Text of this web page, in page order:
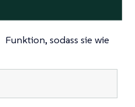
Funktion, sodass sie wie